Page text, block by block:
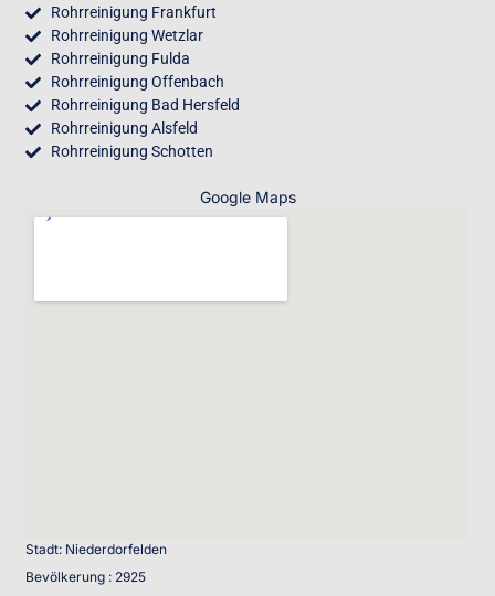
Rohrreinigung Frankfurt
Rohrreinigung Wetzlar
Rohrreinigung Fulda
Rohrreinigung Offenbach
Rohrreinigung Bad Hersfeld
Rohrreinigung Alsfeld
Rohrreinigung Schotten
Google Maps
Stadt: Niederdorfelden
Bevölkerung : 2925